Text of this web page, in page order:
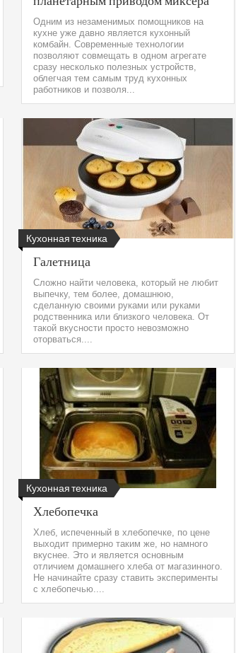
Одним из незаменимых помощников на
кухне уже давно является кухонный
комбайн. Современные технологии
позволяют совмещать в одном агрегате
сразу несколько полезных устройств,
облегчая тем самым труд кухонных
работников и позволя...
Кухонная техника
Галетница
Сложно найти человека, который не любит
выпечку, тем более, домашнюю,
сделанную своими руками или руками
родственника или близкого человека. От
такой вкусности просто невозможно
оторваться....
Кухонная техника
Хлебопечка
Хлеб, испеченный в хлебопечке, по цене
выходит примерно таким же, но намного
вкуснее. Это и является основным
отличием домашнего хлеба от магазинного.
Не начинайте сразу ставить эксперименты
с хлебопечью....